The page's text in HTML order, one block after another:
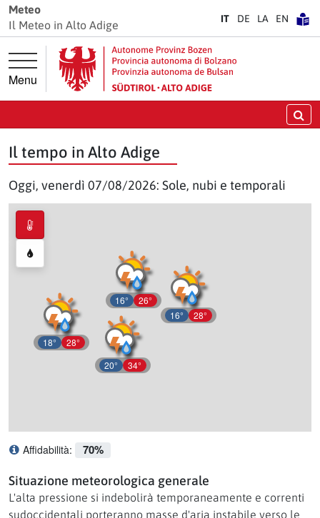
Vai direttamente alla navigazione principale
Vai direttamente al contenuto principale
Meteo
Il Meteo in Alto Adige
IT DE LA EN
Menu
Il tempo in Alto Adige
Oggi, venerdì 07/08/2026: Sole, nubi e temporali
18° 28°
16° 26°
20° 34°
16° 28°
Affidabilità: 70%
Situazione meteorologica generale
L'alta pressione si indebolirà temporaneamente e correnti
sudoccidentali porteranno masse d'aria instabile verso le